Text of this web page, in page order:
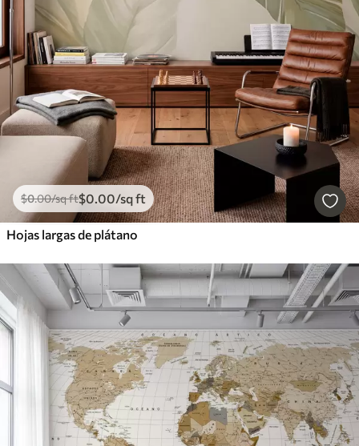
$0.00/sq ft$0 .00/sq ft
Hojas largas de plátano